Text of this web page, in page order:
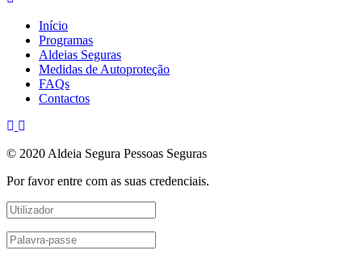
Início
Programas
Aldeias Seguras
Medidas de Autoproteção
FAQs
Contactos
© 2020 Aldeia Segura Pessoas Seguras
Por favor entre com as suas credenciais.